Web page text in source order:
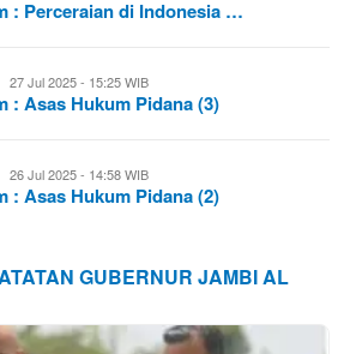
: Perceraian di Indonesia …
27 Jul 2025 - 15:25 WIB
: Asas Hukum Pidana (3)
26 Jul 2025 - 14:58 WIB
: Asas Hukum Pidana (2)
GUBERNUR JAMBI AL